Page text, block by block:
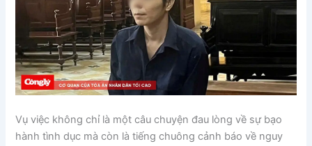
Vụ việc không chỉ là một câu chuyện đau lòng về sự bạo
hành tình dục mà còn là tiếng chuông cảnh báo về nguy